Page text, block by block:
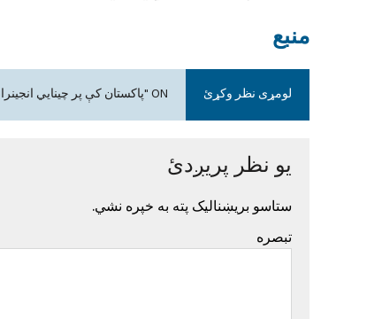
منبع
لومړی نظر وکړئ ON "پاکستان کې پر چینايي انجینرانو د برید طراح او د ټي ټي پي قومندان طارق رفیق څوک و؟"
یو نظر پریږدئ
ستاسو بریښنالیک پته به خپره نشي.
تبصره